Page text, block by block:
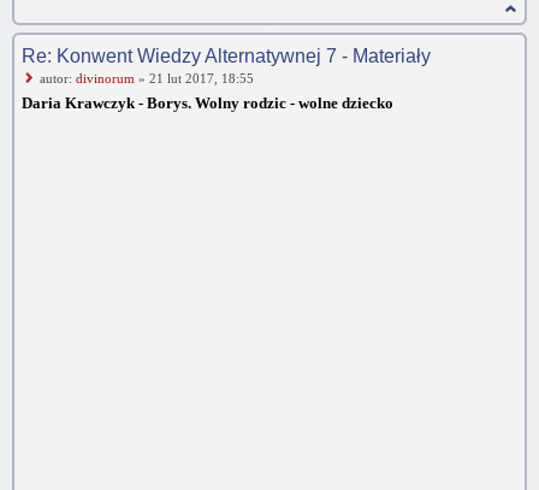
Re: Konwent Wiedzy Alternatywnej 7 - Materiały
autor: divinorum » 21 lut 2017, 18:55
Daria Krawczyk - Borys. Wolny rodzic - wolne dziecko